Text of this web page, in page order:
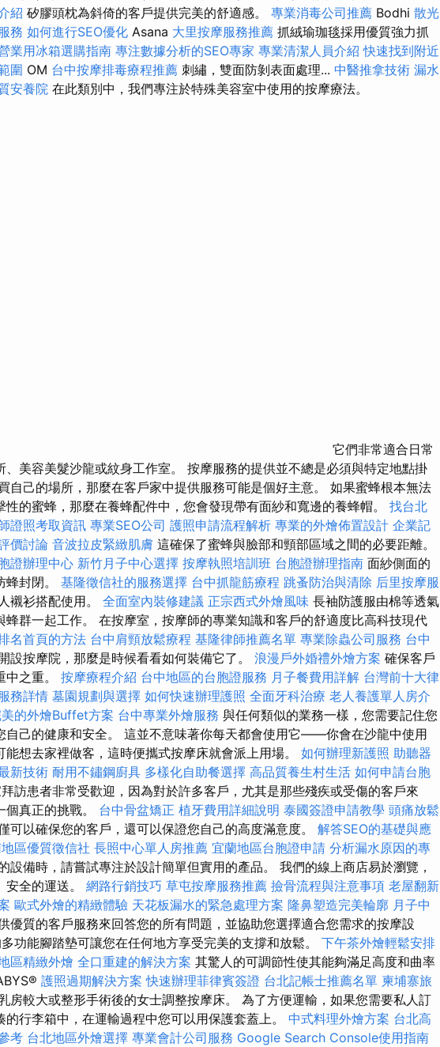
紹 矽膠頭枕為斜倚的客戶提供完美的舒適感。 專業消毒公司推薦 Bodhi 散光
務 如何進行SEO優化 Asana 大里按摩服務推薦 抓絨瑜珈毯採用優質強力抓
業用冰箱選購指南 專注數據分析的SEO專家 專業清潔人員介紹 快速找到附近
圍 OM 台中按摩排毒療程推薦 刺繡，雙面防剝表面處理... 中醫推拿技術 漏水
安養院 在此類別中，我們專注於特殊美容室中使用的按摩療法。
它們非常適合日常
、美容美髮沙龍或紋身工作室。 按摩服務的提供並不總是必須與特定地點掛
自己的場所，那麼在客戶家中提供服務可能是個好主意。 如果蜜蜂根本無法
的蜜蜂，那麼在養蜂配件中，您會發現帶有面紗和寬邊的養蜂帽。 找台北
證照考取資訊 專業SEO公司 護照申請流程解析 專業的外燴佈置設計 企業記
價討論 音波拉皮緊緻肌膚 這確保了蜜蜂與臉部和頸部區域之間的必要距離。
證辦理中心 新竹月子中心選擇 按摩執照培訓班 台胞證辦理指南 面紗側面的
封閉。 基隆徵信社的服務選擇 台中抓龍筋療程 跳蚤防治與清除 后里按摩服
襯衫搭配使用。 全面室內裝修建議 正宗西式外燴風味 長袖防護服由棉等透氣
蜂群一起工作。 在按摩室，按摩師的專業知識和客戶的舒適度比高科技現代
名首頁的方法 台中肩頸放鬆療程 基隆律師推薦名單 專業除蟲公司服務 台中
設按摩院，那麼是時候看看如何裝備它了。 浪漫戶外婚禮外燴方案 確保客戶
之重。 按摩療程介紹 台中地區的台胞證服務 月子餐費用詳解 台灣前十大律
務詳情 墓園規劃與選擇 如何快速辦理護照 全面牙科治療 老人養護單人房介
的外燴Buffet方案 台中專業外燴服務 與任何類似的業務一樣，您需要記住您
自己的健康和安全。 這並不意味著你每天都會使用它——你會在沙龍中使用
想去家裡做客，這時便攜式按摩床就會派上用場。 如何辦理新護照 助聽器
新技術 耐用不鏽鋼廚具 多樣化自助餐選擇 高品質養生村生活 如何申請台胞
訪患者非常受歡迎，因為對於許多客戶，尤其是那些殘疾或受傷的客戶來
真正的挑戰。 台中骨盆矯正 植牙費用詳細說明 泰國簽證申請教學 頭痛放鬆
可以確保您的客戶，還可以保證您自己的高度滿意度。 解答SEO的基礎與應
區優質徵信社 長照中心單人房推薦 宜蘭地區台胞證申請 分析漏水原因的專
設備時，請嘗試專注於設計簡單但實用的產品。 我們的線上商店易於瀏覽，
全的運送。 網路行銷技巧 草屯按摩服務推薦 撿骨流程與注意事項 老屋翻新
歐式外燴的精緻體驗 天花板漏水的緊急處理方案 隆鼻塑造完美輪廓 月子中
優質的客戶服務來回答您的所有問題，並協助您選擇適合您需求的按摩設
功能腳踏墊可讓您在任何地方享受完美的支撐和放鬆。 下午茶外燴輕鬆安排
區精緻外燴 全口重建的解決方案 其驚人的可調節性使其能夠滿足高度和曲率
護照過期解決方案 快速辦理菲律賓簽證 台北記帳士推薦名單 柬埔寨旅
房較大或整形手術後的女士調整按摩床。 為了方便運輸，如果您需要私人訂
行李箱中，在運輸過程中您可以用保護套蓋上。 中式料理外燴方案 台北高
考 台北地區外燴選擇 專業會計公司服務 Google Search Console使用指南